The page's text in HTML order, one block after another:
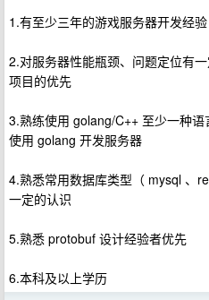
1.有至少三年的游戏服务器开发经验
2.对服务器性能瓶颈、问题定位有
项目的优先
3.熟练使用 golang/C++ 至少一种
使用 golang 开发服务器
4.熟悉常用数据库类型（ mysql 、
一定的认识
5.熟悉 protobuf 设计经验者优先
6.本科及以上学历